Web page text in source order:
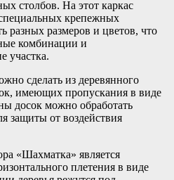
столбов. На этот каркас
крепежных
разных размеров и цветов, что
комбинации и
участка.
сделать из деревянного
имеющих пропускания в виде
досок можно обработать
защиты от воздействия
«Шахматка» является
плетения в виде